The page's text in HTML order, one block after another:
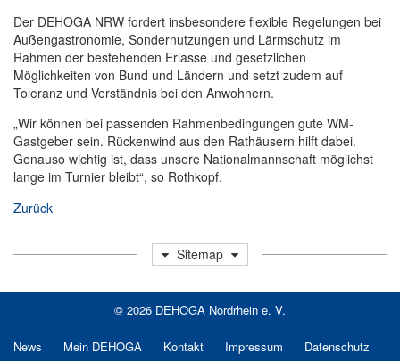
Der DEHOGA NRW fordert insbesondere flexible Regelungen bei
Außengastronomie, Sondernutzungen und Lärmschutz im
Rahmen der bestehenden Erlasse und gesetzlichen
Möglichkeiten von Bund und Ländern und setzt zudem auf
Toleranz und Verständnis bei den Anwohnern.
„Wir können bei passenden Rahmenbedingungen gute WM-
Gastgeber sein. Rückenwind aus den Rathäusern hilft dabei.
Genauso wichtig ist, dass unsere Nationalmannschaft möglichst
lange im Turnier bleibt“, so Rothkopf.
Zurück
Sitemap
© 2026 DEHOGA Nordrhein e. V.
News Mein DEHOGA Kontakt Impressum Datenschutz